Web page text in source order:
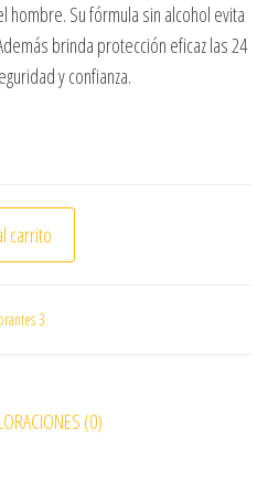
Su fórmula sin alcohol evita
brinda protección eficaz las 24
y confianza.
ON ETIQUET MEN BLUE ICE
carrito
3
(0)